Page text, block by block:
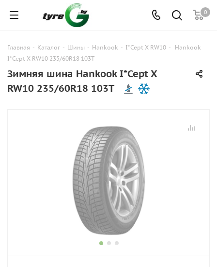
0
Главная - Каталог - Шины - Hankook - I*Cept X RW10 -
Hankook
I*Cept X RW10 235/60R18 103T
Зимняя шина Hankook I*Cept X
RW10 235/60R18 103T